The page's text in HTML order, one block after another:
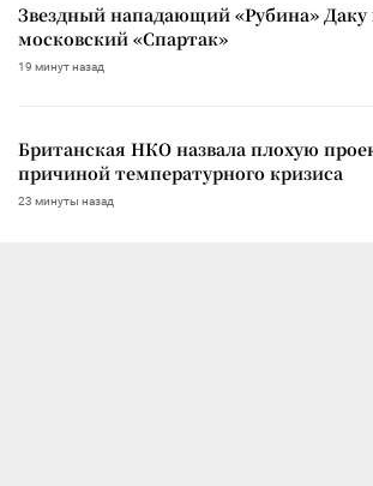
Звездный нападающий «Рубина» Даку
московский «Спартак»
19 минут назад
Британская НКО назвала плохую
причиной температурного кризиса
23 минуты назад